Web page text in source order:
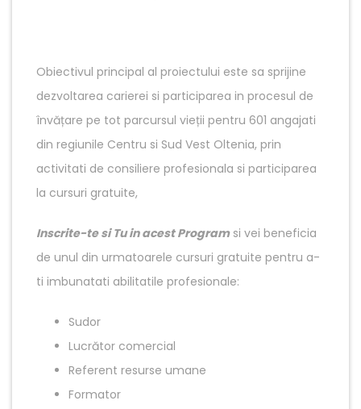
Obiectivul principal al proiectului este sa sprijine
dezvoltarea carierei si participarea in procesul de
învățare pe tot parcursul vieții pentru 601 angajati
din regiunile Centru si Sud Vest Oltenia, prin
activitati de consiliere profesionala si participarea
la cursuri gratuite,
Inscrite-te si Tu in acest Programsi vei beneficia
de unul din urmatoarele cursuri gratuite pentru a-
ti imbunatati abilitatile profesionale:
Sudor
Lucrător comercial
Referent resurse umane
Formator